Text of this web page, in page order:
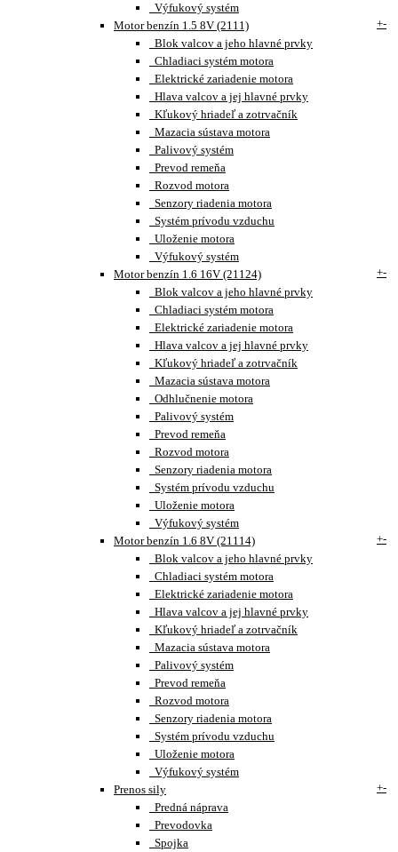
Výfukový systém
Motor benzín 1.5 8V (2111)
+-
Blok valcov a jeho hlavné prvky
Chladiaci systém motora
Elektrické zariadenie motora
Hlava valcov a jej hlavné prvky
Kľukový hriadeľ a zotrvačník
Mazacia sústava motora
Palivový systém
Prevod remeňa
Rozvod motora
Senzory riadenia motora
Systém prívodu vzduchu
Uloženie motora
Výfukový systém
Motor benzín 1.6 16V (21124)
+-
Blok valcov a jeho hlavné prvky
Chladiaci systém motora
Elektrické zariadenie motora
Hlava valcov a jej hlavné prvky
Kľukový hriadeľ a zotrvačník
Mazacia sústava motora
Odhlučnenie motora
Palivový systém
Prevod remeňa
Rozvod motora
Senzory riadenia motora
Systém prívodu vzduchu
Uloženie motora
Výfukový systém
Motor benzín 1.6 8V (21114)
+-
Blok valcov a jeho hlavné prvky
Chladiaci systém motora
Elektrické zariadenie motora
Hlava valcov a jej hlavné prvky
Kľukový hriadeľ a zotrvačník
Mazacia sústava motora
Palivový systém
Prevod remeňa
Rozvod motora
Senzory riadenia motora
Systém prívodu vzduchu
Uloženie motora
Výfukový systém
Prenos sily
+-
Predná náprava
Prevodovka
Spojka